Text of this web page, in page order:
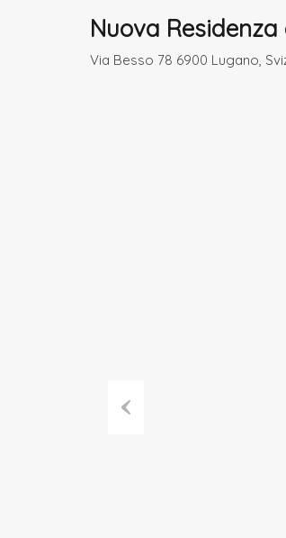
Nuova
Via Besso 78 6900 Lugano,